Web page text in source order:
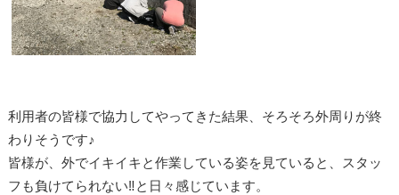
利用者の皆様で協力してやってきた結果、そろそろ外周りが終
わりそうです♪
皆様が、外でイキイキと作業している姿を見ていると、スタッ
フも負けてられない‼︎と日々感じています。